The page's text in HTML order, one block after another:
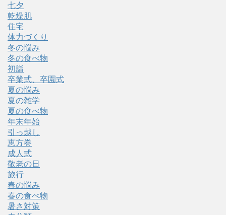
七夕
乾燥肌
住宅
体力づくり
冬の悩み
冬の食べ物
初詣
卒業式、卒園式
夏の悩み
夏の雑学
夏の食べ物
年末年始
引っ越し
恵方巻
成人式
敬老の日
旅行
春の悩み
春の食べ物
暑さ対策